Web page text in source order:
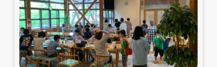
アイナロ県マウベシ郡でのコーヒー畑改善事業
ベイルート大規模爆発被災者支援
女性の生計向上支援